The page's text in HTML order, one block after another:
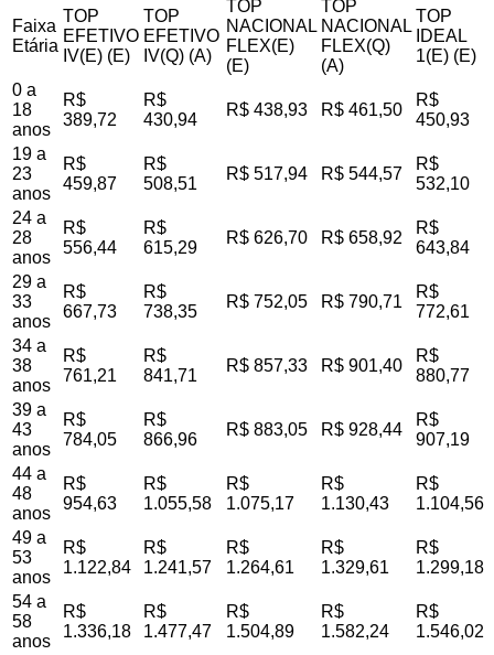
Faixa
Etária
TOP
EFETIVO
IV(E) (E)
TOP
EFETIVO
IV(Q) (A)
TOP
NACIONAL
FLEX(E)
(E)
TOP
NACIONAL
FLEX(Q)
(A)
TOP
IDEAL
1(E) (E)
0 a
18
anos
R$
389,72
R$
430,94
R$ 438,93 R$ 461,50
R$
450,93
19 a
23
anos
R$
459,87
R$
508,51
R$ 517,94 R$ 544,57
R$
532,10
24 a
28
anos
R$
556,44
R$
615,29
R$ 626,70 R$ 658,92
R$
643,84
29 a
33
anos
R$
667,73
R$
738,35
R$ 752,05 R$ 790,71
R$
772,61
34 a
38
anos
R$
761,21
R$
841,71
R$ 857,33 R$ 901,40
R$
880,77
39 a
43
anos
R$
784,05
R$
866,96
R$ 883,05 R$ 928,44
R$
907,19
44 a
48
anos
R$
954,63
R$
1.055,58
R$
1.075,17
R$
1.130,43
R$
1.104,56
49 a
53
anos
R$
1.122,84
R$
1.241,57
R$
1.264,61
R$
1.329,61
R$
1.299,18
54 a
58
anos
R$
1.336,18
R$
1.477,47
R$
1.504,89
R$
1.582,24
R$
1.546,02